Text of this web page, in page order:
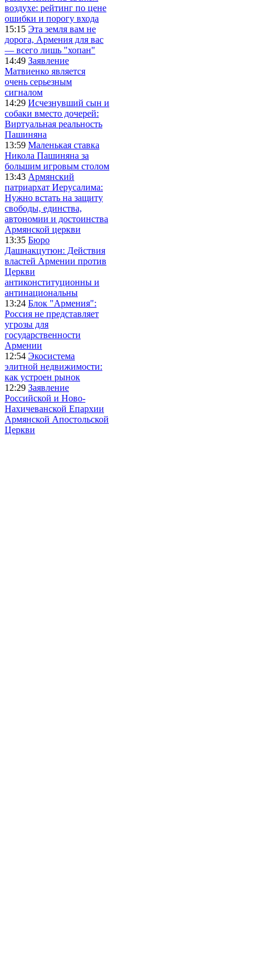
воздухе: рейтинг по цене
ошибки и порогу входа
15:15 Эта земля вам не
дорога, Армения для вас
— всего лишь "хопан"
14:49 Заявление
Матвиенко является
очень серьезным
сигналом
14:29 Исчезнувший сын и
собаки вместо дочерей:
Виртуальная реальность
Пашиняна
13:59 Маленькая ставка
Никола Пашиняна за
большим игровым столом
13:43 Армянский
патриархат Иерусалима:
Нужно встать на защиту
свободы, единства,
автономии и достоинства
Армянской церкви
13:35 Бюро
Дашнакцутюн: Действия
властей Армении против
Церкви
антиконституционны и
антинациональны
13:24 Блок "Армения":
Россия не представляет
угрозы для
государственности
Армении
12:54 Экосистема
элитной недвижимости:
как устроен рынок
12:29 Заявление
Российской и Ново-
Нахичеванской Епархии
Армянской Апостольской
Церкви